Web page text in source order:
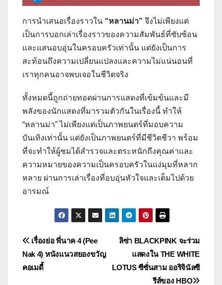
การนำเสนอเรื่องราวใน “หลานม่า” จึงไม่เพียงแต่
เป็นการบอกเล่าเรื่องราวของความสัมพันธ์ที่ซับซ้อน
และแสนอบอุ่นในครอบครัวเท่านั้น แต่ยังเป็นการ
สะท้อนถึงความเปลี่ยนแปลงและความไม่แน่นอนที่
เราทุกคนอาจพบเจอในชีวิตจริง
ทั้งหมดนี้ถูกถ่ายทอดผ่านการแสดงที่เข้มข้นและมี
พลังของนักแสดงที่มารวมตัวกันในเรื่องนี้ ทำให้
“หลานม่า” ไม่เพียงแต่เป็นภาพยนตร์ที่มอบความ
บันเทิงเท่านั้น แต่ยังเป็นภาพยนตร์ที่มีชีวิตชีวา พร้อม
ที่จะทำให้ผู้ชมได้สำรวจและตระหนักถึงคุณค่าและ
ความหมายของความเป็นครอบครัวในแง่มุมที่หลาก
หลาย ผ่านการเล่าเรื่องที่อบอุ่นหัวใจและเต็มไปด้วย
อารมณ์
แนะแนว
เรื่อง
ลิซ่า BLACKPINK จะร่วม
แสดงใน THE WHITE
LOTUS ซีซั่นสาม ออริจินัลซี
รีส์ของ HBO
เรื่องย่อ พี่นาค 4 (Pee
Nak 4) หนังแนวสยองขวัญ
คอเมดี้